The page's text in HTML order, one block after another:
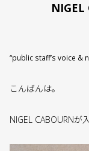
NIGEL
“public staff’s voice &
こんばんは。
NIGEL CABOURNが